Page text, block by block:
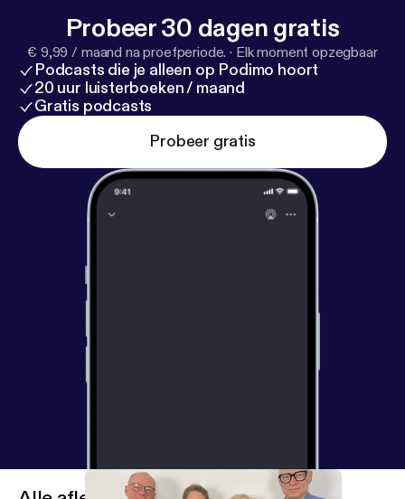
Probeer 30 dagen gratis
€ 9,99 / maand na proefperiode. · Elk moment opzegbaar
Podcasts die je alleen op Podimo hoort
20 uur luisterboeken / maand
Gratis podcasts
Probeer gratis